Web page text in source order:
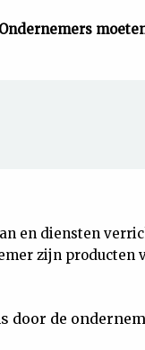
en diensten
zijn producten
door de